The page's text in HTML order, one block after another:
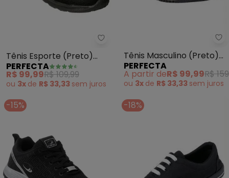
Perfecta - Tênis Esporte
Tênis Esporte (Preto)
com Elástico
PERFECTA
R$ 99,99R$ 109,99
ou 3x de R$ 33,33 sem juros
Tênis Masculino (Preto)
em Sintético
PERFECTA
A partir deR$ 99,99R$
ou 3x de R$ 33,33 sem juros
-15% -18%